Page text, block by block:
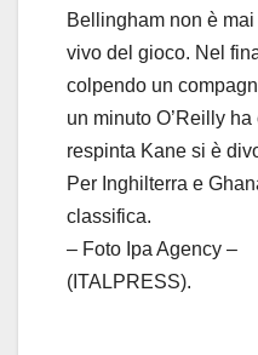
Bellingham non è
vivo del gioco. Nel
colpendo un
un minuto O’Reilly
respinta Kane si è
Per Inghilterra e
classifica.
– Foto Ipa Agency –
(ITALPRESS).